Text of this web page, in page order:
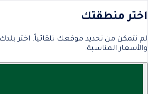
اختر منطقتك
لم نتمكن من تحديد موقعك تلقائياً. اختر
والأسعار المناسبة.